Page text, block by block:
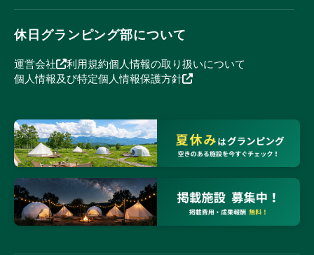
休日グランピング部について
運営会社 利用規約個人情報の取り扱いについて
個人情報及び特定個人情報保護方針